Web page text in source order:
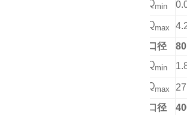
Qmin
Qmax
口径
80
Qmin
Qmax
口径